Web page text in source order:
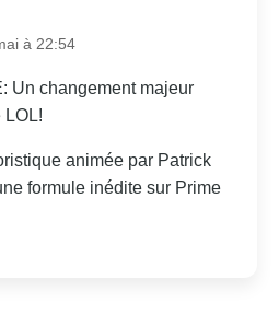
à 22:54
Un changement majeur
LOL!
animée par Patrick
formule inédite sur Prime